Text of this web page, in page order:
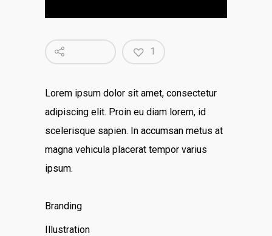
1
Lorem ipsum dolor sit amet, consectetur
adipiscing elit. Proin eu diam lorem, id
scelerisque sapien. In accumsan metus at
magna vehicula placerat tempor varius
ipsum.
Branding
Illustration